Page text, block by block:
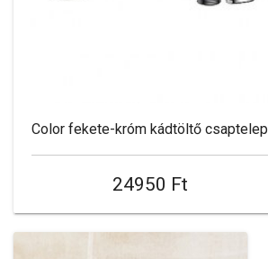
Color fekete-króm kádtöltő csaptelep
24950 Ft